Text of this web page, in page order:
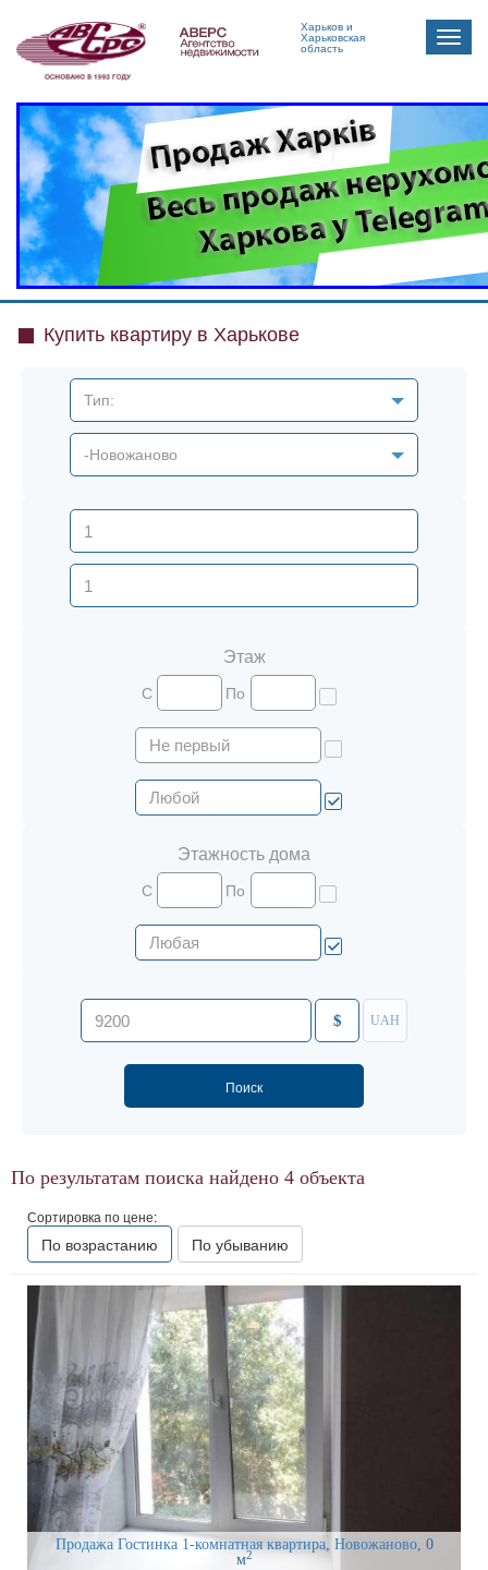
Харьков и
Харьковская
область
Toggle
Купить квартиру в Харькове
Тип:
-Новожаново
Этаж
С По
Этажность дома
С По
$ UAH
По результатам поиска найдено 4 объекта
Сортировка по цене:
По возрастанию По убыванию
Продажа Гостинка 1-комнатная квартира, Новожаново, 0
м2